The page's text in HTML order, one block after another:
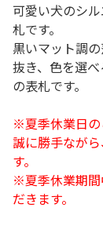
可愛い犬のシ
札です。
黒いマット調
抜き、色を選
の表札です。
※夏季休業日
誠に勝手なが
す。
※夏季休業期間
だきます。